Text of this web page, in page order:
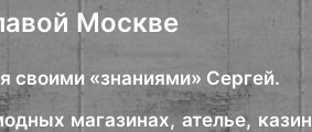
Москве
своими «знаниями» Сергей.
магазинах, ателье,